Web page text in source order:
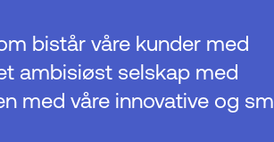
bistår våre kunder med
ambisiøst selskap med
med våre innovative og